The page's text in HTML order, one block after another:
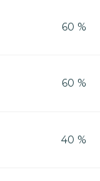
60 %
60 %
40 %